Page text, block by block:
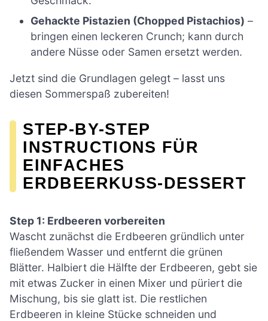
Gehackte Pistazien (Chopped Pistachios) –
bringen einen leckeren Crunch; kann durch
andere Nüsse oder Samen ersetzt werden.
Jetzt sind die Grundlagen gelegt – lasst uns
diesen Sommerspaß zubereiten!
STEP-BY-STEP
INSTRUCTIONS FÜR
EINFACHES
ERDBEERKUSS-DESSERT
Step 1: Erdbeeren vorbereiten
Wascht zunächst die Erdbeeren gründlich unter
fließendem Wasser und entfernt die grünen
Blätter. Halbiert die Hälfte der Erdbeeren, gebt sie
mit etwas Zucker in einen Mixer und püriert die
Mischung, bis sie glatt ist. Die restlichen
Erdbeeren in kleine Stücke schneiden und